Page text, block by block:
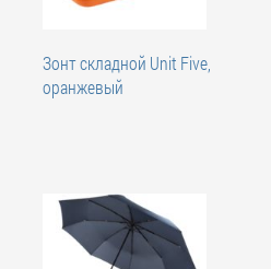
Зонт складной Unit Five,
оранжевый